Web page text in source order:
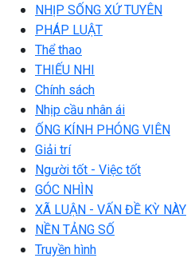
NHỊP SỐNG XỨ TUYÊN
PHÁP LUẬT
Thể thao
THIẾU NHI
Chính sách
Nhịp cầu nhân ái
ỐNG KÍNH PHÓNG VIÊN
Giải trí
Người tốt - Việc tốt
GÓC NHÌN
XÃ LUẬN - VẤN ĐỀ KỲ NÀY
NỀN TẢNG SỐ
Truyền hình